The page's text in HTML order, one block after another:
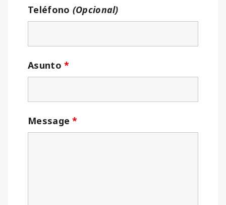
Teléfono (Opcional)
Asunto*
Message*